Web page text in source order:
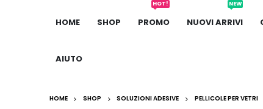
HOME SHOP PROMO
HOT!
NUOVI ARRIVI
NEW
AIUTO
HOME SHOP SOLUZIONI ADESIVE PELLICOLE PER VETRI